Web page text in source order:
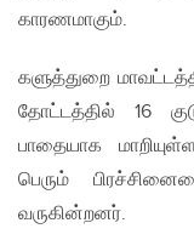
காரணமாகும்.
களுத்துறை
தோட்டத்தில் 16
பாதையாக
பெரும்
வருகின்றனர்.